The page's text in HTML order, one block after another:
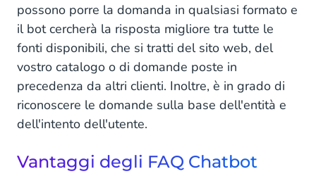
possono porre la domanda in qualsiasi formato e
il bot cercherà la risposta migliore tra tutte le
fonti disponibili, che si tratti del sito web, del
vostro catalogo o di domande poste in
precedenza da altri clienti. Inoltre, è in grado di
riconoscere le domande sulla base dell'entità e
dell'intento dell'utente.
Vantaggi degli FAQ Chatbot